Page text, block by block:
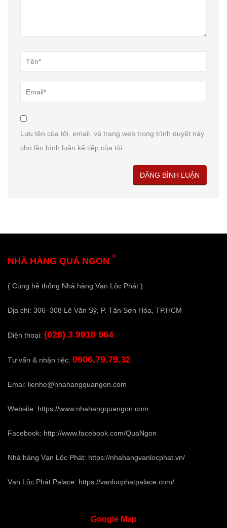
Lưu tên của tôi, email, và trang web trong trình duyệt này
cho lần bình luận kế tiếp của tôi.
NHÀ HÀNG QUÁ NGON ®
( Cùng hệ thống Nhà hàng Vạn Lộc Phát )
Địa chỉ: 306–308 Lê Văn Sỹ, P. Tân Sơn Hòa, TP.HCM
Điện thoại: (028) 3 9918 964
Tư vấn & nhận tiệc: 0906.79.79.32
Emai: lienhe@nhahangquangon.com
Website: https://www.nhahangquangon.com
Facebook: http://www.facebook.com/QuaNgon
Nhà hàng Vạn Lộc Phát: https://nhahangvanlocphat.vn/
Vạn Lộc Phát Palace: https://vanlocphatpalace.com/
GoogleMap